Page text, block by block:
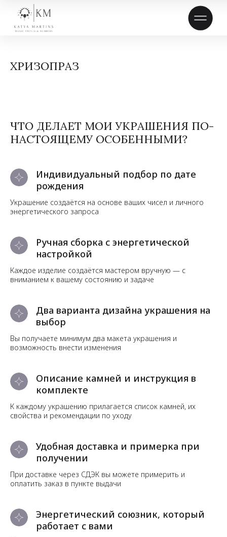
ХРИЗОПРАЗ
ЧТО ДЕЛАЕТ МОИ УКРАШЕНИЯ ПО-
НАСТОЯЩЕМУ ОСОБЕННЫМИ?
Индивидуальный подбор по дате
рождения
Украшение создаётся на основе ваших чисел и личного
энергетического запроса
Ручная сборка с энергетической
настройкой
Каждое изделие создаётся мастером вручную — с
вниманием к вашему состоянию и задаче
Два варианта дизайна украшения на
выбор
Вы получаете минимум два макета украшения и
возможность внести изменения
Описание камней и инструкция в
комплекте
К каждому украшению прилагается список камней, их
свойства и рекомендации по уходу
Удобная доставка и примерка при
получении
При доставке через СДЭК вы можете примерить и
оплатить заказ в пункте выдачи
Энергетический союзник, который
работает с вами